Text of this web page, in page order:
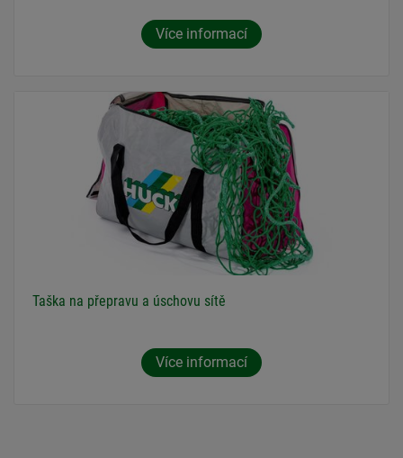
Více informací
Taška na přepravu a úschovu sítě
Více informací